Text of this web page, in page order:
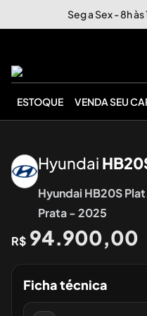
Seg a Sex - 8h às
ESTOQUE VENDA SEU
Hyundai
Hyundai HB20S
Prata - 2025
R$ 94.900,00
Ficha técnica